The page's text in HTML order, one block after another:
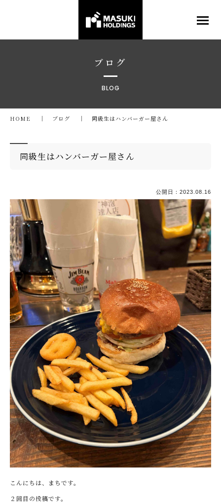
ブログ
BLOG
HOME ブログ 同級生はハンバーガー屋さん
同級生はハンバーガー屋さん
公開日： 2023.08.16
こんにちは、まちです。
２回目の投稿です。